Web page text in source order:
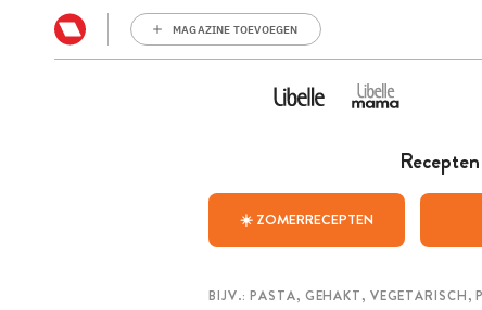
MAGAZINE TOEVOEGEN
Recepten
☀️ ZOMERRECEPTEN